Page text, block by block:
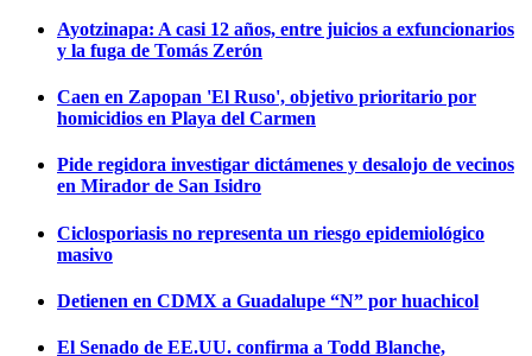
Ayotzinapa: A casi 12 años, entre juicios a exfuncionarios
y la fuga de Tomás Zerón
Caen en Zapopan 'El Ruso', objetivo prioritario por
homicidios en Playa del Carmen
Pide regidora investigar dictámenes y desalojo de vecinos
en Mirador de San Isidro
Ciclosporiasis no representa un riesgo epidemiológico
masivo
Detienen en CDMX a Guadalupe “N” por huachicol
El Senado de EE.UU. confirma a Todd Blanche,